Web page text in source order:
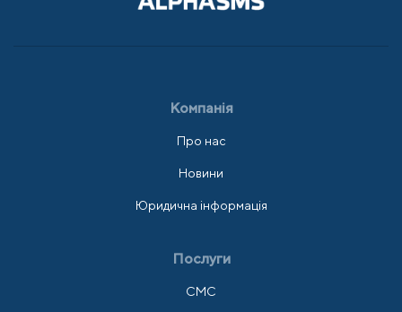
Компанія
Про нас
Новини
Юридична інформація
Послуги
СМС